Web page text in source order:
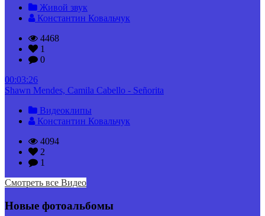
Живой звук
Константин Ковальчук
4468
1
0
00:03:26
Shawn Mendes, Camila Cabello - Señorita
Видеоклипы
Константин Ковальчук
4094
2
1
Смотреть все Видео
Новые фотоальбомы